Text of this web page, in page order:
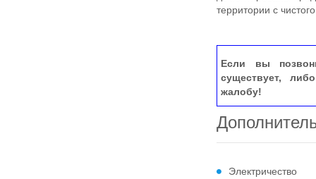
территории с
Если вы
существует,
жалобу!
Электричество